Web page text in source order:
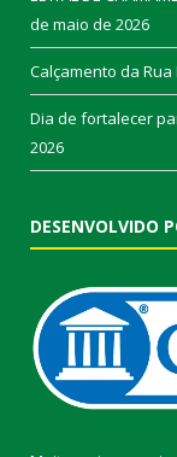
de maio de 2026
Calçamento da
Dia de fortalecer
2026
DESENVOLVIDO